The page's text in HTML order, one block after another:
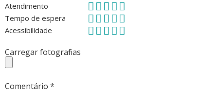
Atendimento
Tempo de espera
Acessibilidade
Carregar fotografias
Comentário *